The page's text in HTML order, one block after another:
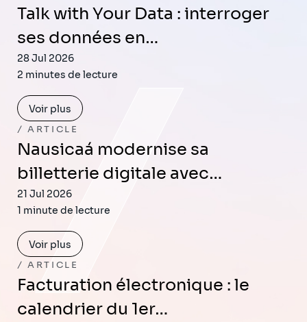
Talk with Your Data : interroger
ses données en…
28 Jul 2026
2 minutes de lecture
Voir plus
ARTICLE
Nausicaá modernise sa
billetterie digitale avec…
21 Jul 2026
1 minute de lecture
Voir plus
ARTICLE
Facturation électronique : le
calendrier du 1er…